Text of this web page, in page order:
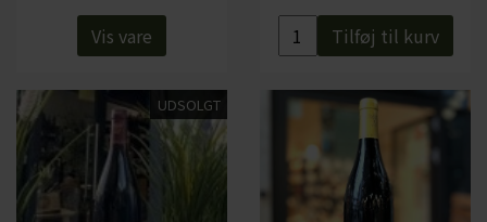
Vis vare Tilføj til kurv
UDSOLGT